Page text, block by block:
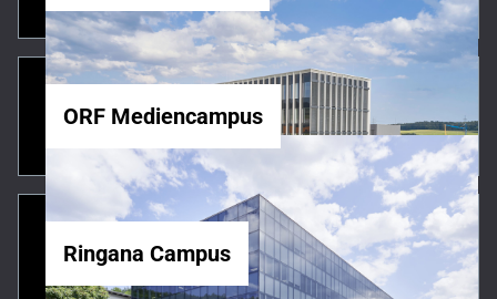
ORF Mediencampus
Ringana Campus